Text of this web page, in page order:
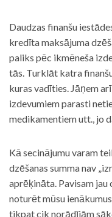
Daudzas finanšu
kredīta maksājuma
paliks pēc ikmēneša
tās. Turklāt katra
kuras vadīties. Jāņem
izdevumiem parasti
medikamentiem utt., jo
Kā secinājumu varam
dzēšanas summa nav
aprēķināta. Pavisam jau
noturēt mūsu
tikpat cik norādījām